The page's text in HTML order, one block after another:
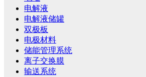
电解液
电解液储罐
双极板
电极材料
储能管理系统
离子交换膜
输送系统